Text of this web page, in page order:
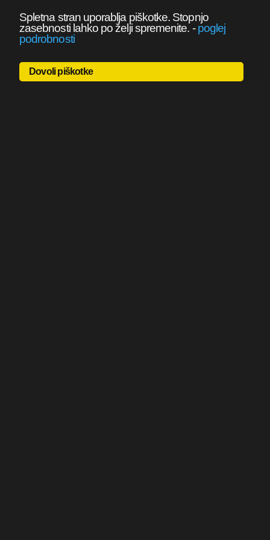
Spletna stran uporablja piškotke. Stopnjo
zasebnosti lahko po želji spremenite. -poglej
podrobnosti
Dovoli piškotke